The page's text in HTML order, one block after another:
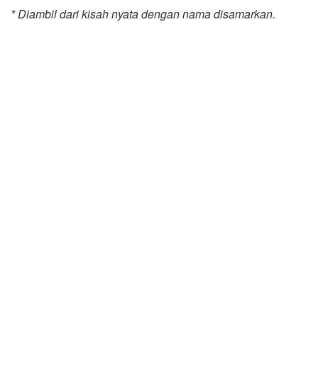
* Diambil dari kisah nyata dengan nama disamarkan.